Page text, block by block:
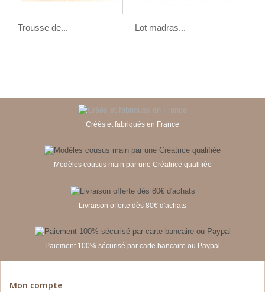
Trousse de... Lot madras...
Créés et fabriqués en France
Modèles cousus main par une Créatrice qualifiée
Livraison offerte dès 80€ d'achats
Paiement 100% sécurisé par carte bancaire ou Paypal
Mon compte